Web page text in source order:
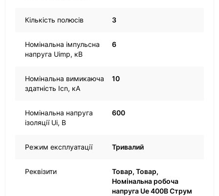
Кількість полюсів 3
Номінальна імпульсна
напруга Uimp, кВ
6
Номінальна вимикаюча
здатність Icn, кА
10
Номінальна напруга
ізоляції Ui, В
600
Режим експлуатації Тривалий
Реквізити
Товар, Товар,
Номінальна робоча
напруга Ue 400В Струм